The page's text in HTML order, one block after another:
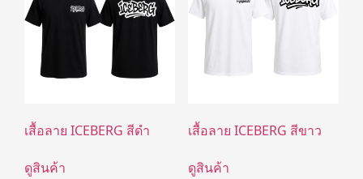
เสื้อลาย ICEBERG สีดำ
ดูสินค้า
เสื้อลาย ICEBERG สีขาว
ดูสินค้า